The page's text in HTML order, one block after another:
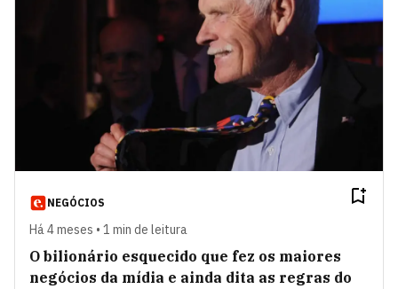
NEGÓCIOS
Há 4 meses • 1 min de leitura
O bilionário esquecido que fez os maiores
negócios da mídia e ainda dita as regras do